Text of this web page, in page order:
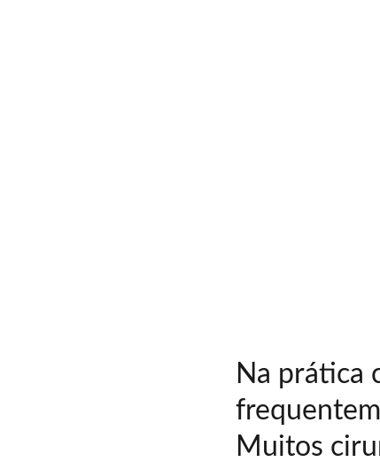
Na prática
Muitos